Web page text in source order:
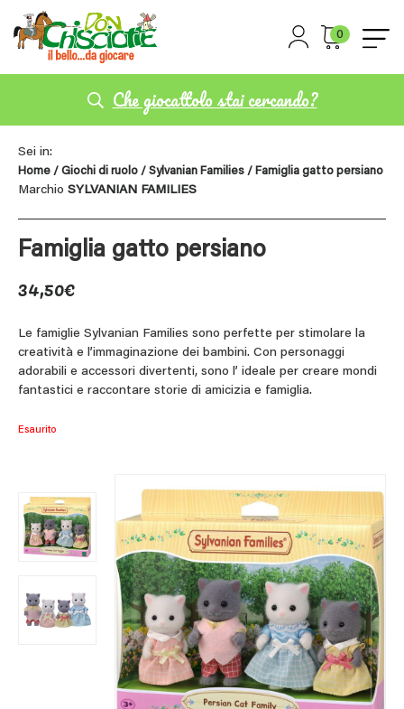
0
Che giocattolo stai cercando?
Sei in:
Home / Giochi di ruolo / Sylvanian Families / Famiglia gatto persiano
Marchio SYLVANIAN FAMILIES
Famiglia gatto persiano
34,50€
Le famiglie Sylvanian Families sono perfette per stimolare la
creatività e l’immaginazione dei bambini. Con personaggi
adorabili e accessori divertenti, sono l’ ideale per creare mondi
fantastici e raccontare storie di amicizia e famiglia.
Esaurito